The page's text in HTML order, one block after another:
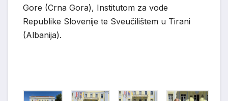
Gore (Crna Gora), Institutom za vode
Republike Slovenije te Sveučilištem u Tirani
(Albanija).